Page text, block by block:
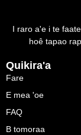
I raro a'e i te
hoê tapao
Quikira'a
Fare
E mea 'oe
FAQ
B tomoraa